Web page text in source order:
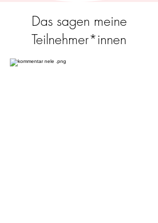
Das sagen meine
Teilnehmer*innen